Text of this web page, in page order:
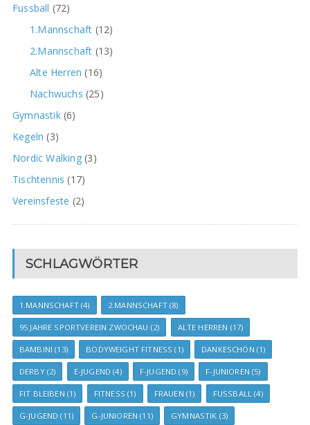
Fussball (72)
1.Mannschaft (12)
2.Mannschaft (13)
Alte Herren (16)
Nachwuchs (25)
Gymnastik(6)
Kegeln (3)
Nordic Walking(3)
Tischtennis (17)
Vereinsfeste (2)
SCHLAGWÖRTER
1.MANNSCHAFT(4) 2.MANNSCHAFT(8)
95 JAHRE SPORTVEREIN ZWOCHAU (2) ALTE HERREN (17)
BAMBINI (13) BODYWEIGHT FITNESS (1) DANKESCHÖN (1)
DERBY(2) E-JUGEND (4) F-JUGEND (9) F-JUNIOREN (5)
FIT BLEIBEN (1) FITNESS (1) FRAUEN (1) FUSSBALL (4)
G-JUGEND (11) G-JUNIOREN (11) GYMNASTIK (3)